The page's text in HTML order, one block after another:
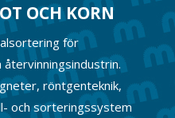
OCH KORN
för
röntgenteknik,
och sorteringssystem